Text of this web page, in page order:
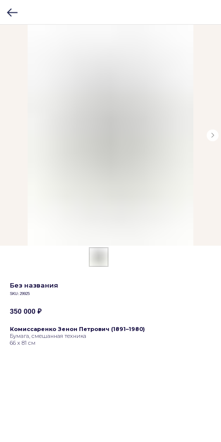
Без названия
SKU: 29925
350 000 ₽
Комиссаренко Зенон Петрович (1891–1980)
Бумага, смешанная техника
66 х 81 см